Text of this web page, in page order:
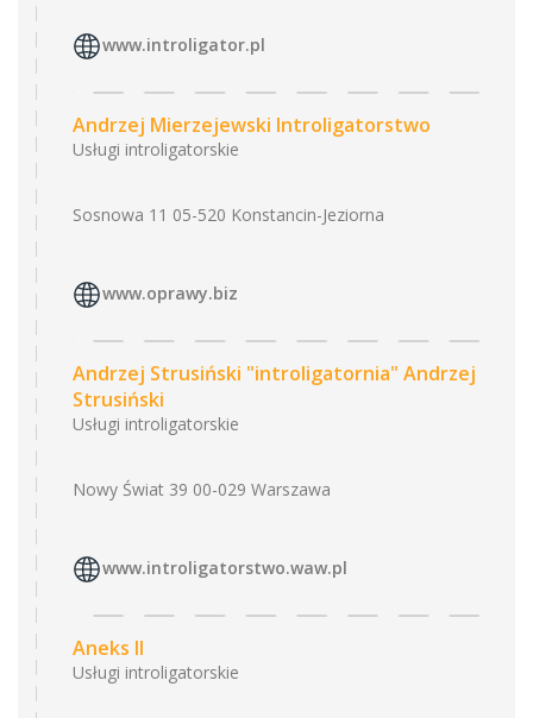
www.introligator.pl
Andrzej Mierzejewski Introligatorstwo
Usługi introligatorskie
Sosnowa 11 05-520 Konstancin-Jeziorna
www.oprawy.biz
Andrzej Strusiński "introligatornia" Andrzej
Strusiński
Usługi introligatorskie
Nowy Świat 39 00-029 Warszawa
www.introligatorstwo.waw.pl
Aneks II
Usługi introligatorskie